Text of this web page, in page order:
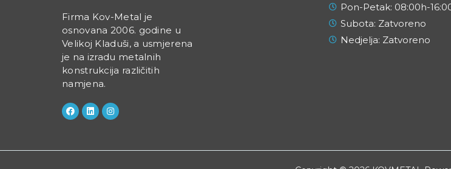
Firma Kov-Metal je
osnovana 2006. godine u
Velikoj Kladuši, a usmjerena
je na izradu metalnih
konstrukcija različitih
namjena.
Pon-Petak: 08:00h-
Subota: Zatvoreno
Nedjelja: Zatvoreno